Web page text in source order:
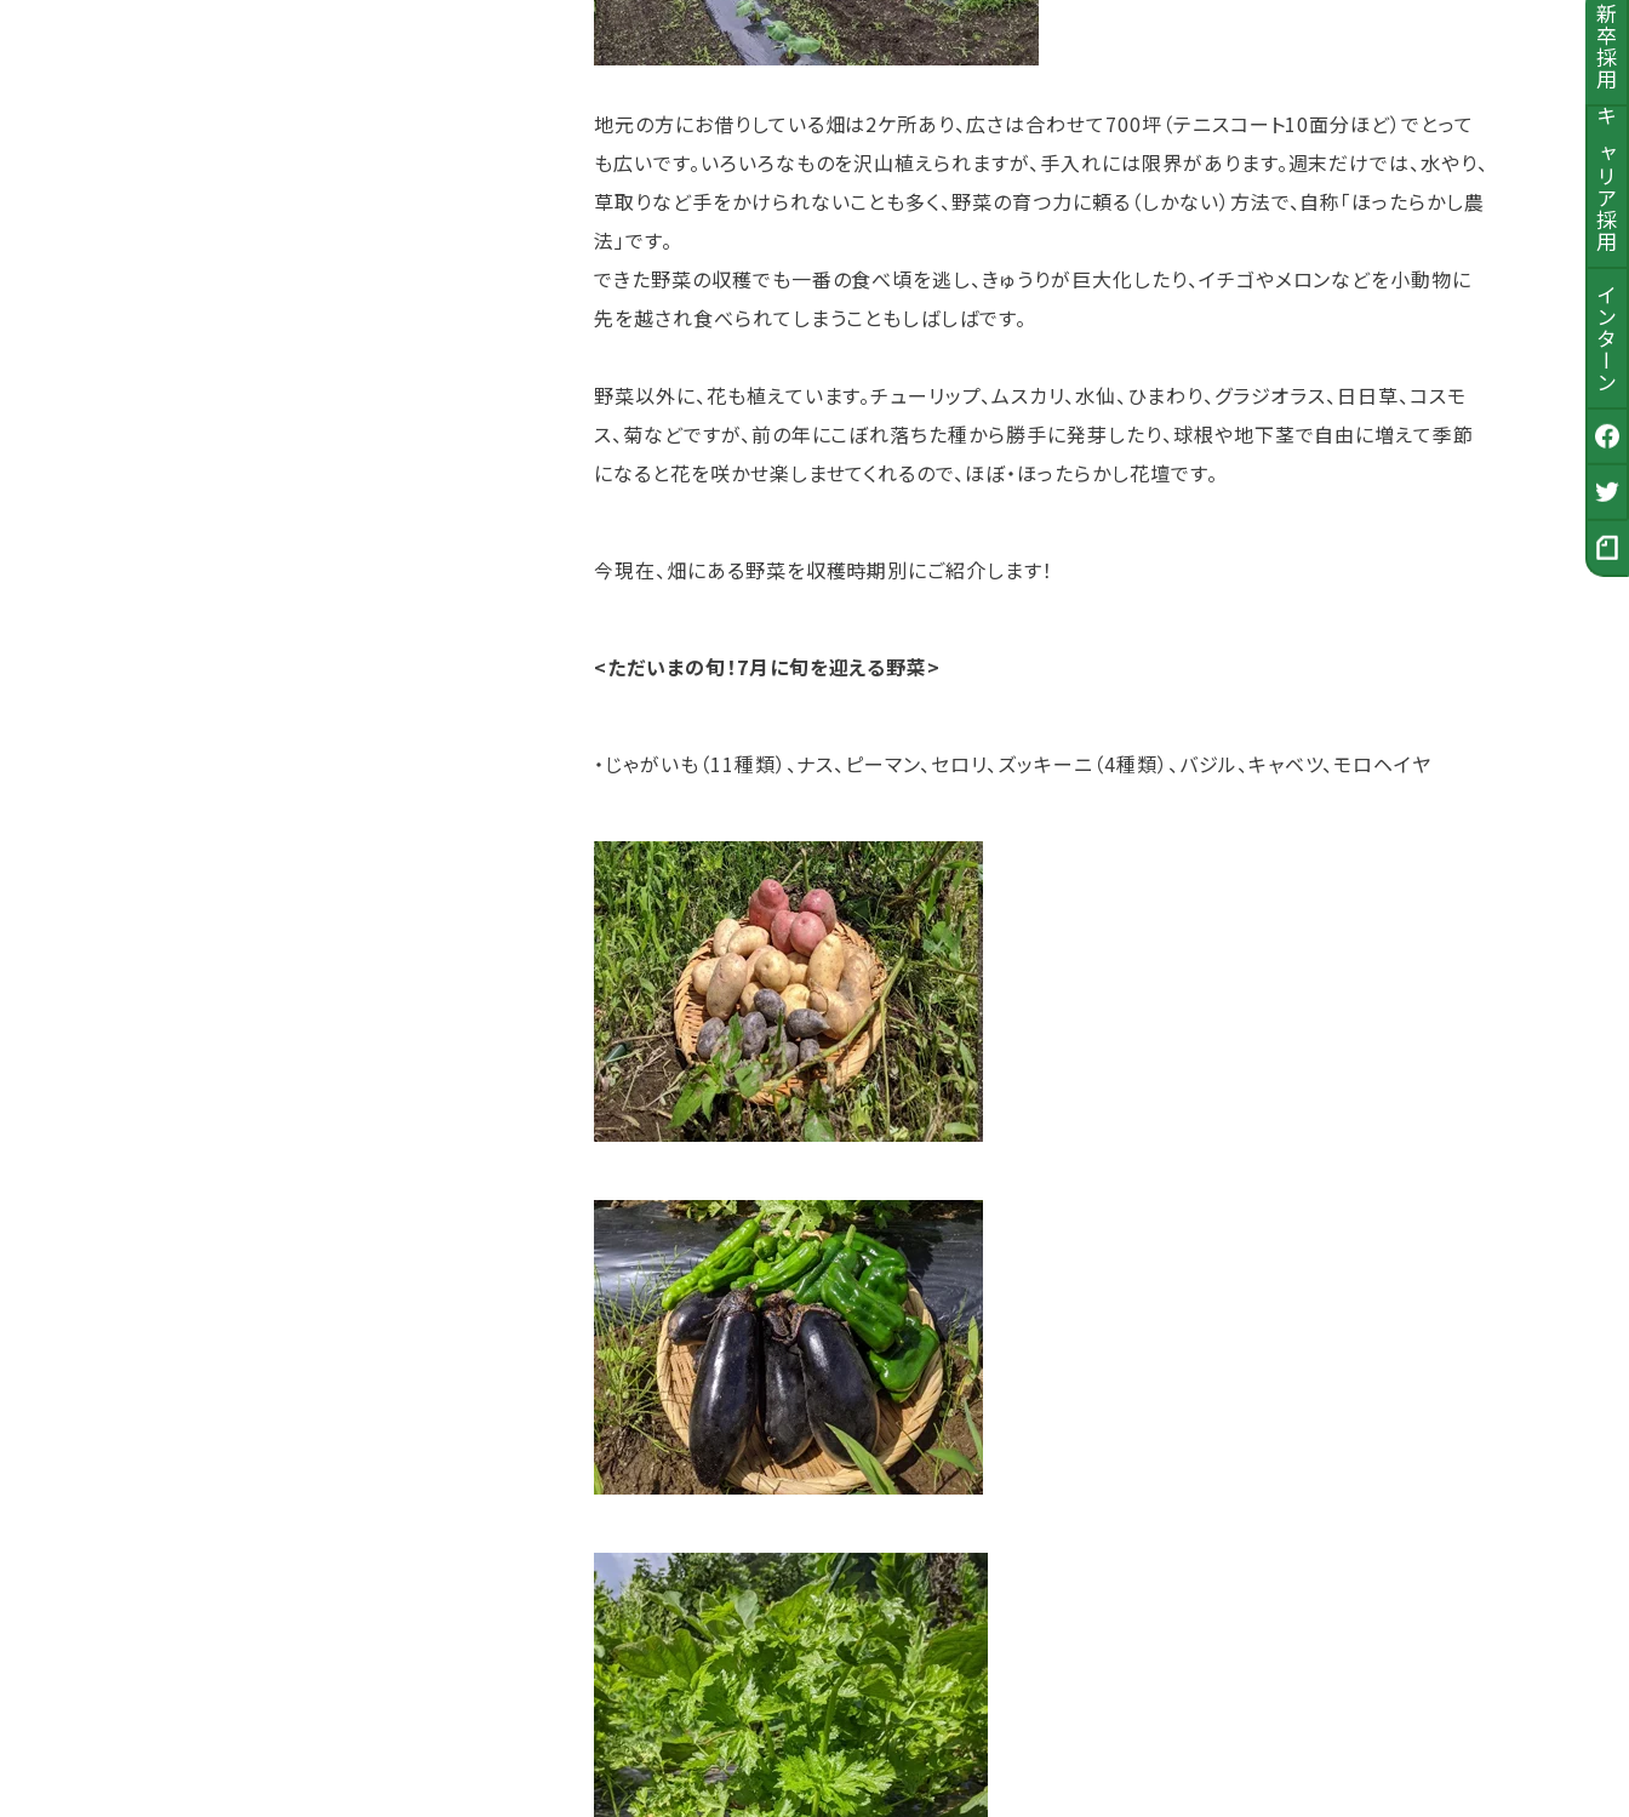
新卒採用
キャリア採用
インターン
公式Facebook
採用Twitter
採用ノート
地元の方にお借りしている畑は2ケ所あり、広さは合わせて700坪（テニスコート10面分ほど）でとって
も広いです。いろいろなものを沢山植えられますが、手入れには限界があります。週末だけでは、水やり、
草取りなど手をかけられないことも多く、野菜の育つ力に頼る（しかない）方法で、自称「ほったらかし農
法」です。
できた野菜の収穫でも一番の食べ頃を逃し、きゅうりが巨大化したり、イチゴやメロンなどを小動物に
先を越され食べられてしまうこともしばしばです。
野菜以外に、花も植えています。チューリップ、ムスカリ、水仙、ひまわり、グラジオラス、日日草、コスモ
ス、菊などですが、前の年にこぼれ落ちた種から勝手に発芽したり、球根や地下茎で自由に増えて季節
になると花を咲かせ楽しませてくれるので、ほぼ・ほったらかし花壇です。
今現在、畑にある野菜を収穫時期別にご紹介します！
<ただいまの旬！7月に旬を迎える野菜>
・じゃがいも（11種類）、ナス、ピーマン、セロリ、ズッキーニ（4種類）、バジル、キャベツ、モロヘイヤ